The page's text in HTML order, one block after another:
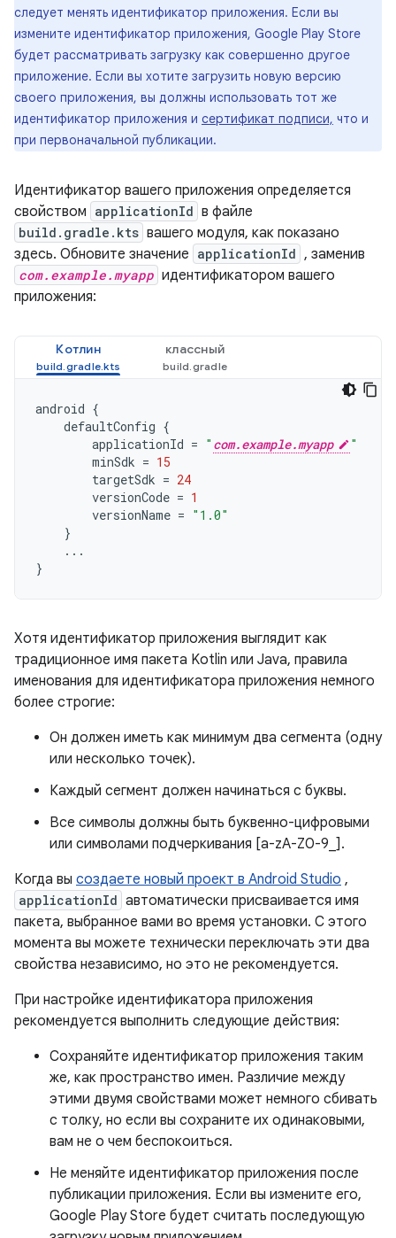
следует менять идентификатор приложения. Если вы
измените идентификатор приложения, Google Play Store
будет рассматривать загрузку как совершенно другое
приложение. Если вы хотите загрузить новую версию
своего приложения, вы должны использовать тот же
идентификатор приложения и сертификат подписи, что и
при первоначальной публикации.
Идентификатор вашего приложения определяется
свойством applicationId в файле
build.gradle.kts вашего модуля, как показано
здесь. Обновите значение applicationId , заменив
com.example.myapp идентификатором вашего
приложения:
Котлин классный
android {
defaultConfig {
applicationId = " com.example.myapp
"
minSdk = 15
targetSdk = 24
versionCode = 1
versionName = "1.0"
}
...
}
Хотя идентификатор приложения выглядит как
традиционное имя пакета Kotlin или Java, правила
именования для идентификатора приложения немного
более строгие:
Он должен иметь как минимум два сегмента (одну
или несколько точек).
Каждый сегмент должен начинаться с буквы.
Все символы должны быть буквенно-цифровыми
или символами подчеркивания [a-zA-Z0-9_].
Когда вы создаете новый проект в Android Studio ,
applicationId автоматически присваивается имя
пакета, выбранное вами во время установки. С этого
момента вы можете технически переключать эти два
свойства независимо, но это не рекомендуется.
При настройке идентификатора приложения
рекомендуется выполнить следующие действия:
Сохраняйте идентификатор приложения таким
же, как пространство имен. Различие между
этими двумя свойствами может немного сбивать
с толку, но если вы сохраните их одинаковыми,
вам не о чем беспокоиться.
Не меняйте идентификатор приложения после
публикации приложения. Если вы измените его,
Google Play Store будет считать последующую